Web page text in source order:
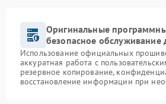
Оригинальные
безопасное обслуживание
Использование официальных
аккуратная работа с
резервное копирование,
восстановление информации при